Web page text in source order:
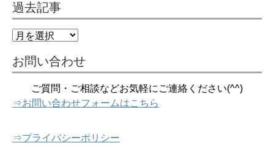
過去記事
過
記
事
お問い合わせ
ご質問・ご相談などお気軽にご連絡ください(^^)
⇒お問い合わせフォームはこちら
⇒プライバシーポリシー